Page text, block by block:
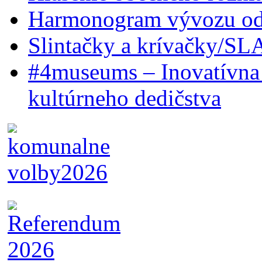
Harmonogram vývozu
Slintačky a krívačky/
#4museums –
kultúrneho dedičstva